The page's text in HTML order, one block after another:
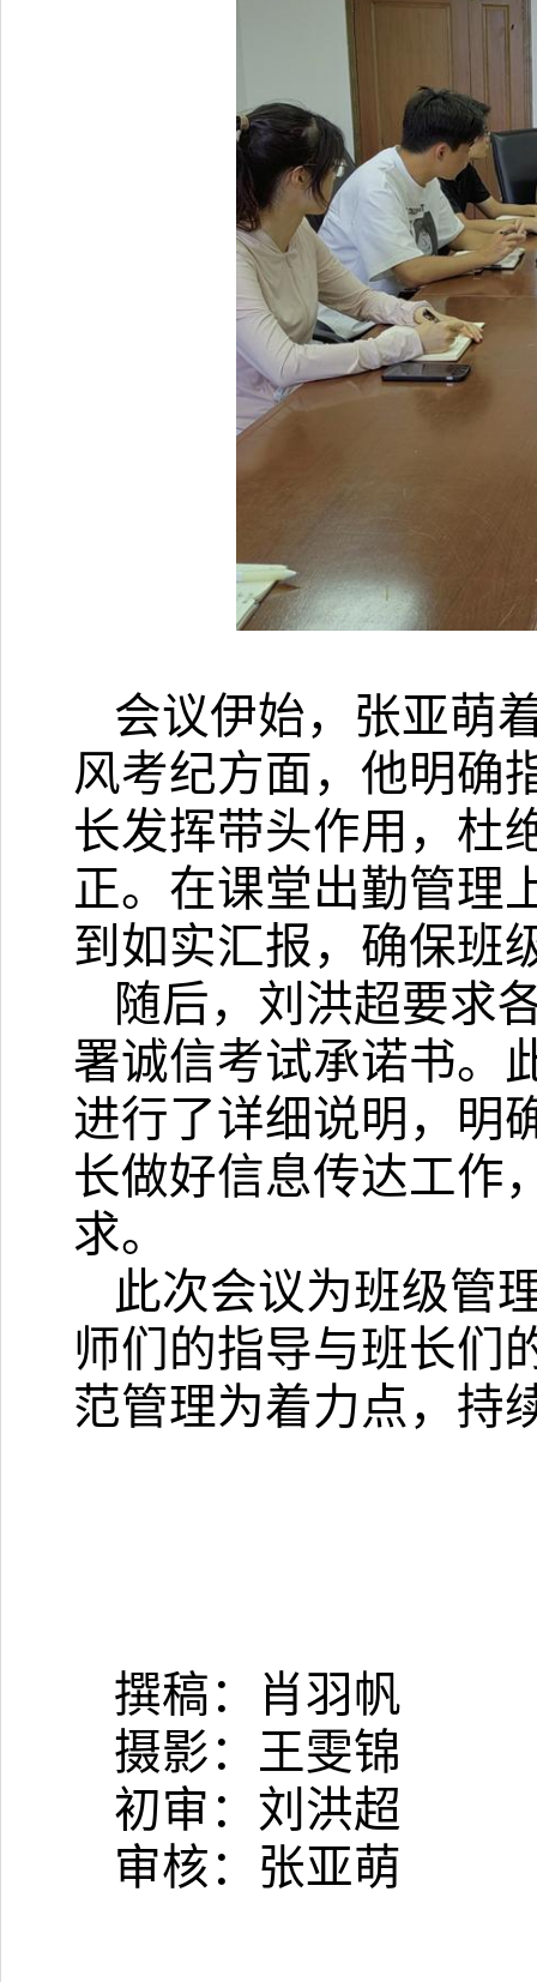
会议伊始，张亚萌
风考纪方面，他明确
长发挥带头作用，杜
正。在课堂出勤管理
到如实汇报，确保班
随后，刘洪超要求
署诚信考试承诺书。
进行了详细说明，明
长做好信息传达工作
求。
此次会议为班级管
师们的指导与班长们
范管理为着力点，持
撰稿：肖羽帆
摄影：王雯锦
初审：刘洪超
审核：张亚萌